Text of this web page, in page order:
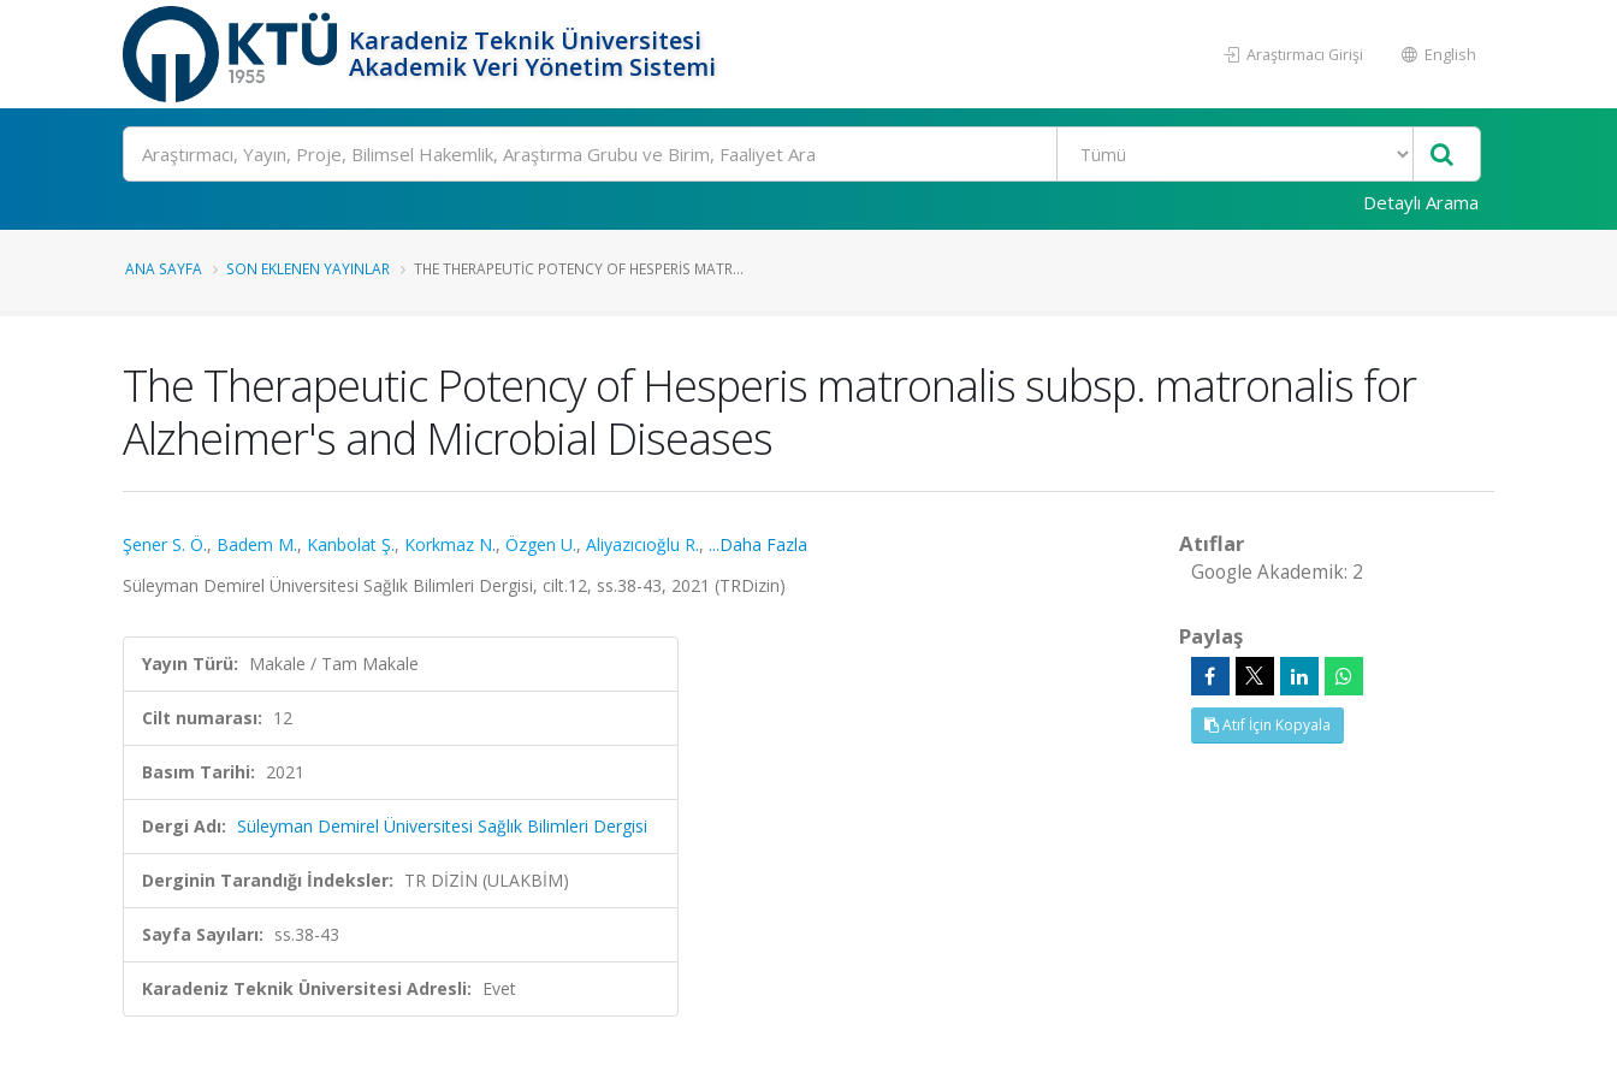
Karadeniz Teknik Üniversitesi
Akademik Veri Yönetim Sistemi
Araştırmacı Girişi English
Ara
Detaylı Arama
ANA SAYFA SON EKLENEN YAYINLAR THE THERAPEUTIC POTENCY OF HESPERIS MATR...
The Therapeutic Potency of Hesperis matronalis subsp. matronalis for
Alzheimer's and Microbial Diseases
Şener S. Ö., Badem M., Kanbolat Ş., Korkmaz N., Özgen U., Aliyazıcıoğlu R., ...Daha Fazla
Süleyman Demirel Üniversitesi Sağlık Bilimleri Dergisi, cilt.12, ss.38-43, 2021 (TRDizin)
Yayın Türü: Makale / Tam Makale
Cilt numarası: 12
Basım Tarihi: 2021
Dergi Adı: Süleyman Demirel Üniversitesi Sağlık Bilimleri Dergisi
Derginin Tarandığı İndeksler: TR DİZİN (ULAKBİM)
Sayfa Sayıları: ss.38-43
Karadeniz Teknik Üniversitesi Adresli: Evet
Atıflar
Google Akademik: 2
Paylaş
Atıf İçin Kopyala